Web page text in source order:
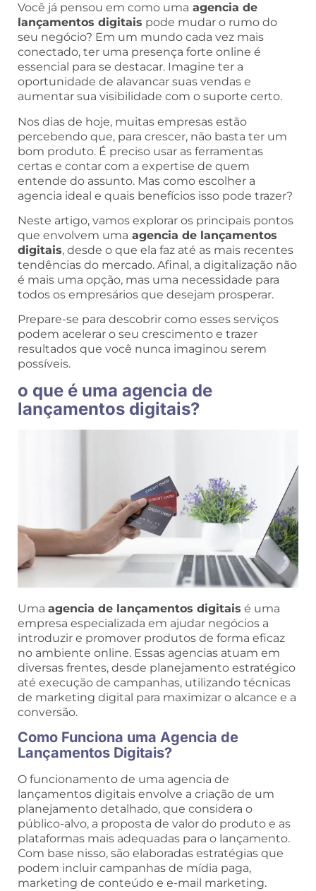
Você já pensou em como uma agencia de
lançamentos digitais pode mudar o rumo do
seu negócio? Em um mundo cada vez mais
conectado, ter uma presença forte online é
essencial para se destacar. Imagine ter a
oportunidade de alavancar suas vendas e
aumentar sua visibilidade com o suporte certo.
Nos dias de hoje, muitas empresas estão
percebendo que, para crescer, não basta ter um
bom produto. É preciso usar as ferramentas
certas e contar com a expertise de quem
entende do assunto. Mas como escolher a
agencia ideal e quais benefícios isso pode trazer?
Neste artigo, vamos explorar os principais pontos
que envolvem uma agencia de lançamentos
digitais, desde o que ela faz até as mais recentes
tendências do mercado. Afinal, a digitalização não
é mais uma opção, mas uma necessidade para
todos os empresários que desejam prosperar.
Prepare-se para descobrir como esses serviços
podem acelerar o seu crescimento e trazer
resultados que você nunca imaginou serem
possíveis.
o que é uma agencia de
lançamentos digitais?
Uma agencia de lançamentos digitais é uma
empresa especializada em ajudar negócios a
introduzir e promover produtos de forma eficaz
no ambiente online. Essas agencias atuam em
diversas frentes, desde planejamento estratégico
até execução de campanhas, utilizando técnicas
de marketing digital para maximizar o alcance e a
conversão.
Como Funciona uma Agencia de
Lançamentos Digitais?
O funcionamento de uma agencia de
lançamentos digitais envolve a criação de um
planejamento detalhado, que considera o
público-alvo, a proposta de valor do produto e as
plataformas mais adequadas para o lançamento.
Com base nisso, são elaboradas estratégias que
podem incluir campanhas de mídia paga,
marketing de conteúdo e e-mail marketing.